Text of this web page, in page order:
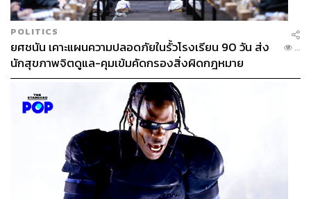
POLITICS
ยศชนัน เคาะแผนความปลอดภัยในรั้วโรงเรียน 90 วัน ส่ง
นักสุขภาพจิตดูแล-คุมเข้มคัดกรองสิ่งผิดกฎหมาย
...